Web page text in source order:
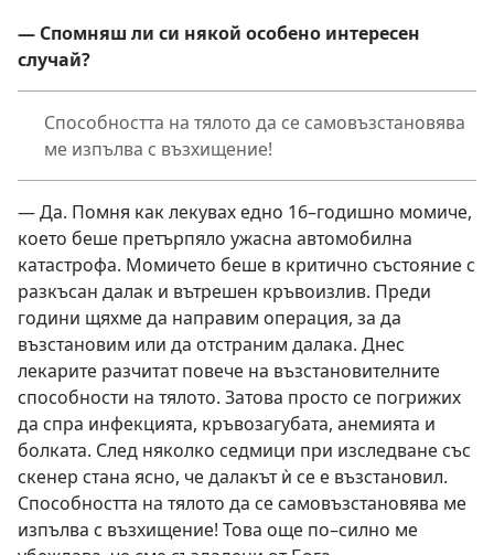
— Спомняш ли си някой особено интересен
случай?
Способността на тялото да се самовъзстановява
ме изпълва с възхищение!
— Да. Помня как лекувах едно 16–годишно момиче,
което беше претърпяло ужасна автомобилна
катастрофа. Момичето беше в критично състояние с
разкъсан далак и вътрешен кръвоизлив. Преди
години щяхме да направим операция, за да
възстановим или да отстраним далака. Днес
лекарите разчитат повече на възстановителните
способности на тялото. Затова просто се погрижих
да спра инфекцията, кръвозагубата, анемията и
болката. След няколко седмици при изследване със
скенер стана ясно, че далакът ѝ се е възстановил.
Способността на тялото да се самовъзстановява ме
изпълва с възхищение! Това още по–силно ме